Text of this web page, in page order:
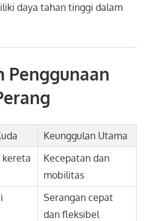
daya tahan tinggi dalam
Penggunaan
Keunggulan Utama
kereta
Kecepatan dan
mobilitas
Serangan cepat
dan fleksibel